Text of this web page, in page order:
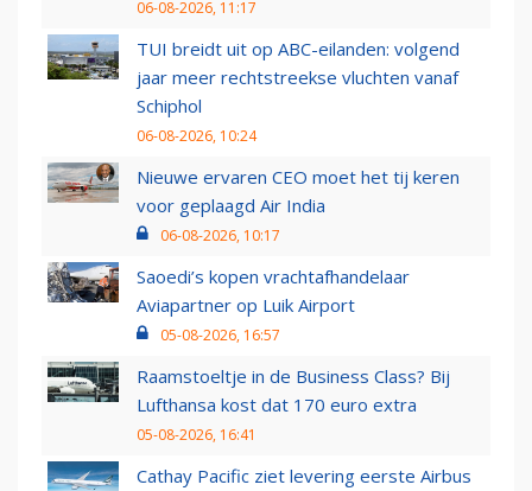
06-08-2026, 11:17
TUI breidt uit op ABC-eilanden: volgend
jaar meer rechtstreekse vluchten vanaf
Schiphol
06-08-2026, 10:24
Nieuwe ervaren CEO moet het tij keren
voor geplaagd Air India
06-08-2026, 10:17
Saoedi’s kopen vrachtafhandelaar
Aviapartner op Luik Airport
05-08-2026, 16:57
Raamstoeltje in de Business Class? Bij
Lufthansa kost dat 170 euro extra
05-08-2026, 16:41
Cathay Pacific ziet levering eerste Airbus